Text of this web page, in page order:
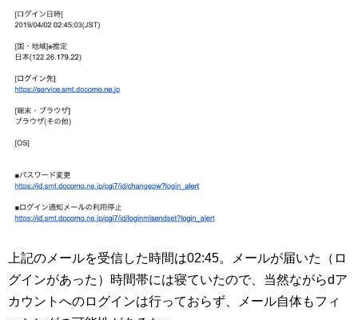
上記のメールを受信した時間は02:45。メールが届いた（ロ
グインがあった）時間帯には寝ていたので、当然ながらdア
カウントへのログインは行っておらず、メール自体もフィ